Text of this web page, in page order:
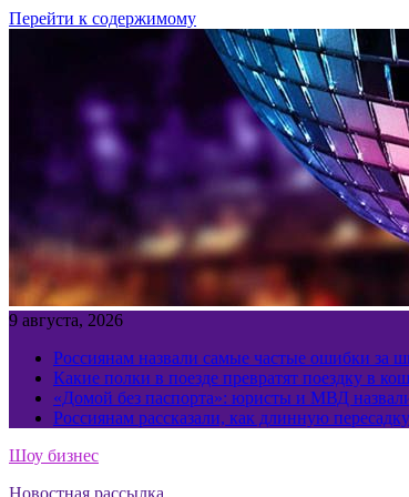
Перейти к содержимому
9 августа, 2026
Россиянам назвали самые частые ошибки за
Какие полки в поезде превратят поездку в
«Домой без паспорта»: юристы и МВД
Россиянам рассказали, как длинную
Шоу бизнес
Новостная рассылка